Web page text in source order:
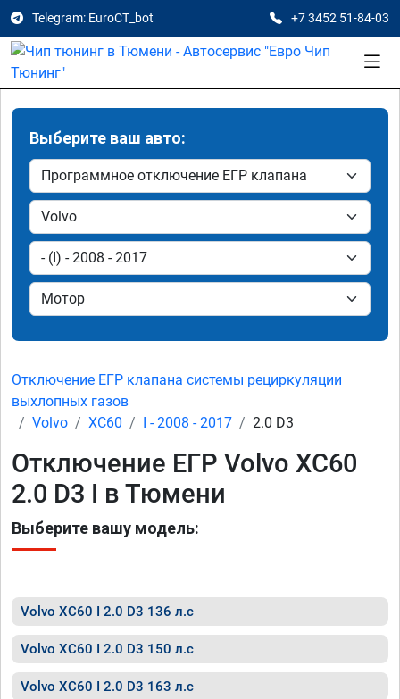
Telegram: EuroCT_bot +7 3452 51-84-03
Выберите ваш авто:
Отключение ЕГР клапана системы рециркуляции
выхлопных газов
Volvo
XC60 I - 2008 - 2017 2.0 D3
Отключение ЕГР Volvo XC60
2.0 D3 I в Тюмени
Выберите вашу модель:
Volvo XC60 I 2.0 D3 136 л.с
Volvo XC60 I 2.0 D3 150 л.с
Volvo XC60 I 2.0 D3 163 л.с